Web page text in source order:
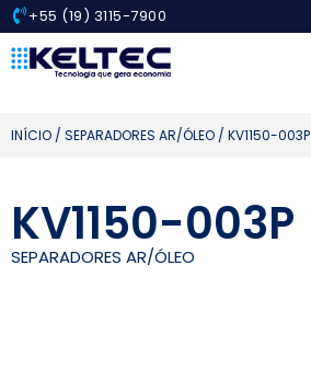
+55 (19) 3115-7900
INÍCIO / SEPARADORES AR/ÓLEO / KV1150-003P
KV1150-003P
SEPARADORES AR/ÓLEO